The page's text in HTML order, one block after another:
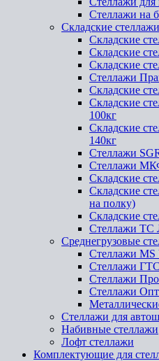
Стеллажи на
Складские стеллажи
Складские
Складские
Складские
Стеллажи
Складские
Складские
100кг
Складские
140кг
Стеллажи
Стеллажи
Складские
Складские
на полку)
Складские
Стеллажи ТС
Среднегрузовые
Стеллажи MS
Стеллажи
Стеллажи
Стеллажи
Стеллажи для
Набивные стеллажи
Лофт стеллажи
Комплектующие для